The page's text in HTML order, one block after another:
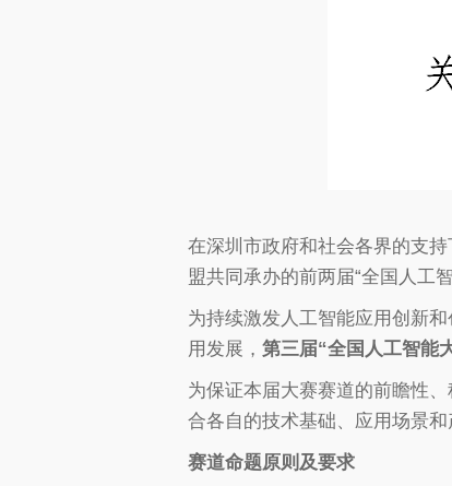
在深圳市政府和社会各界的支
盟共同承办的前两届“全国人工
为持续激发人工智能应用创新
用发展， 第三届“全国人工智能
为保证本届大赛赛道的前瞻性
合各自的技术基础、应用场景
赛道命题原则及要求